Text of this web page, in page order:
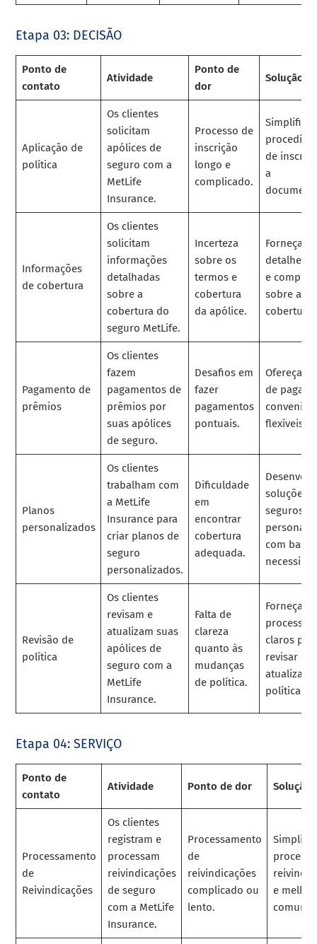
Etapa 03: DECISÃO
Ponto de
contato
Atividade
Ponto de
dor
Solução
Aplicação de
política
Os clientes
solicitam
apólices de
seguro com a
MetLife
Insurance.
Processo de
inscrição
longo e
complicado.
de
a
Informações
de cobertura
Os clientes
solicitam
informações
detalhadas
sobre a
cobertura do
seguro MetLife.
Incerteza
sobre os
termos e
cobertura
da apólice.
Forneça
detalhes
e
sobre a
cobertura.
Pagamento de
prêmios
Os clientes
fazem
pagamentos de
prêmios por
suas apólices
de seguro.
Desafios em
fazer
pagamentos
pontuais.
Ofereça
de
flexíveis.
Planos
personalizados
Os clientes
trabalham com
a MetLife
Insurance para
criar planos de
seguro
personalizados.
Dificuldade
em
encontrar
cobertura
adequada.
soluções
seguros
com base
Revisão de
política
Os clientes
revisam e
atualizam suas
apólices de
seguro com a
MetLife
Insurance.
Falta de
clareza
quanto às
mudanças
de política.
Forneça
processos
claros
revisar e
atualizar
políticas.
Etapa 04: SERVIÇO
Ponto de
contato
Atividade Ponto de dor Solução
Processamento
de
Reivindicações
Os clientes
registram e
processam
reivindicações
de seguro
com a MetLife
Insurance.
Processamento
de
reivindicações
complicado ou
lento.
e